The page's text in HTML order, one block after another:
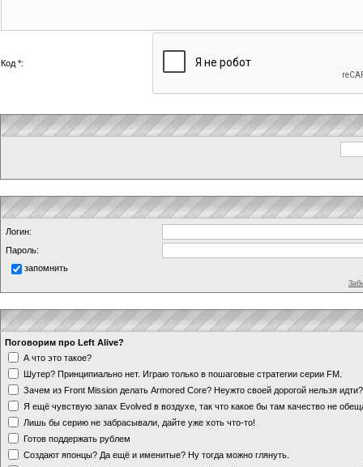
Код *:
Логин:
Пароль:
запомнить
Поговорим про Left Alive?
А что это такое?
Шутер? Принципиально нет. Играю только в пошаговые стратегии серии FM.
Зачем из Front Mission делать Armored Core? Неужто своей дорогой нельзя
Я ещё чувствую запах Evolved в воздухе, так что какое бы там качество не
Лишь бы серию не забрасывали, дайте уже хоть что-то!
Готов поддержать рублем
Создают японцы? Да ещё и именитые? Ну тогда можно глянуть.